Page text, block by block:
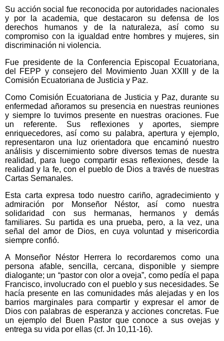
Su acción social fue reconocida por autoridades nacionales
y por la academia, que destacaron su defensa de los
derechos humanos y de la naturaleza, así como su
compromiso con la igualdad entre hombres y mujeres, sin
discriminación ni violencia.
Fue presidente de la Conferencia Episcopal Ecuatoriana,
del FEPP y consejero del Movimiento Juan XXIII y de la
Comisión Ecuatoriana de Justicia y Paz.
Como Comisión Ecuatoriana de Justicia y Paz, durante su
enfermedad añoramos su presencia en nuestras reuniones
y siempre lo tuvimos presente en nuestras oraciones. Fue
un referente. Sus reflexiones y aportes, siempre
enriquecedores, así como su palabra, apertura y ejemplo,
representaron una luz orientadora que encaminó nuestro
análisis y discernimiento sobre diversos temas de nuestra
realidad, para luego compartir esas reflexiones, desde la
realidad y la fe, con el pueblo de Dios a través de nuestras
Cartas Semanales.
Esta carta expresa todo nuestro cariño, agradecimiento y
admiración por Monseñor Néstor, así como nuestra
solidaridad con sus hermanas, hermanos y demás
familiares. Su partida es una prueba, pero, a la vez, una
señal del amor de Dios, en cuya voluntad y misericordia
siempre confió.
A Monseñor Néstor Herrera lo recordaremos como una
persona afable, sencilla, cercana, disponible y siempre
dialogante; un “pastor con olor a oveja”, como pedía el papa
Francisco, involucrado con el pueblo y sus necesidades. Se
hacía presente en las comunidades más alejadas y en los
barrios marginales para compartir y expresar el amor de
Dios con palabras de esperanza y acciones concretas. Fue
un ejemplo del Buen Pastor que conoce a sus ovejas y
entrega su vida por ellas (cf. Jn 10,11-16).